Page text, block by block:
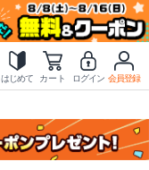
はじめて カート ログイン 会員登録